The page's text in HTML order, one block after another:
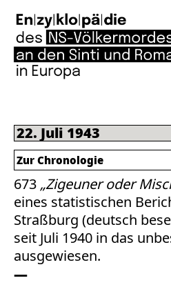
22. Juli 1943
673 „Zigeuner oder
eines statistischen
Straßburg (deutsch
seit Juli 1940 in das
ausgewiesen.
Zur Chronologie